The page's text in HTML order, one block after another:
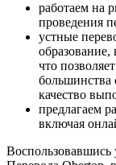
работаем на
проведения
устные
что
большинства
качество
предлагаем
включая